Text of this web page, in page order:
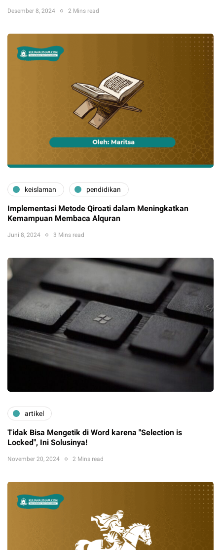
Desember 8, 2024 2 Mins read
keislaman pendidikan
Implementasi Metode Qiroati dalam Meningkatkan
Kemampuan Membaca Alquran
Juni 8, 2024 3 Mins read
artikel
Tidak Bisa Mengetik di Word karena "Selection is
Locked", Ini Solusinya!
November 20, 2024 2 Mins read